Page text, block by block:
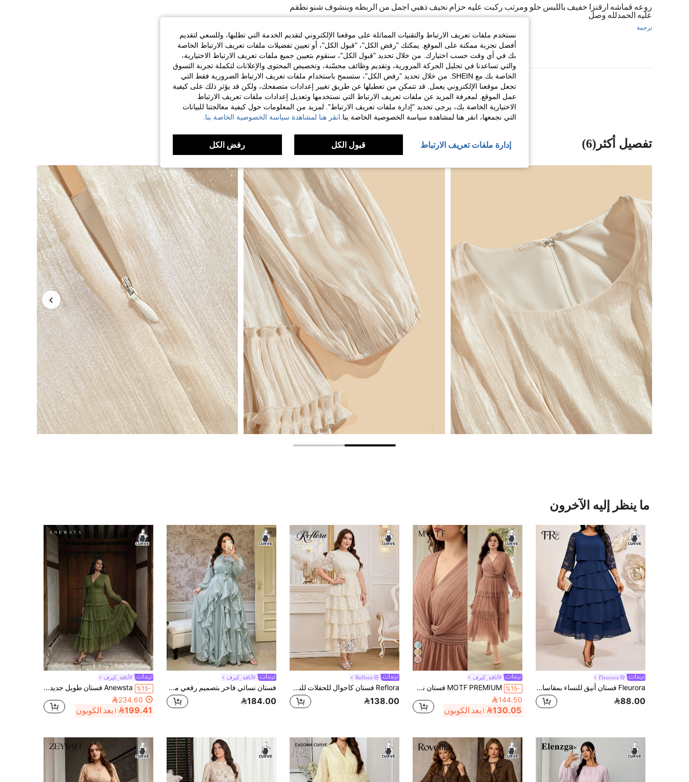
روعه قماشه ارقنزا خفيف باللبس حلو ومرتب ركبت عليه حزام نحيف ذهبي اجمل من الربطه وبنشوف شنو نطقم
عليه الحمدلله وصل
ترجمة
مفيد (1)
عرض المزيد من المراجعات
تفصيل أكثر(6)
ما ينظر إليه الآخرون
Fleurora
Fleurora فستان أنيق للنساء بمقاسات كبيرة مع أكمام 3/4 من الدانتيل المتباين وحافة متعددة الطبقات من الكشكشة
88.00
#أناقة_كيرف
%15-
MOTF PREMIUM فستان نسائي متعدد الطبقات بتصميم A-line مطوي متوسط الطول، للربيع/الصيف
144.50
130.05 بعد الكوبون
Reflora
Reflora فستان كاجوال للحفلات للنساء بمقاس كبير مع كشكشة دانتيل
138.00
#أناقة_كيرف
فستان نسائي فاخر بتصميم رقعي مع كشكشة في الذيل، مقاسات كبيرة
184.00
#أناقة_كيرف
%15-
Anewsta فستان طويل جديد بتصميم عصري رومانسي مع حافة مكشكشة وتفاصيل مرقعة وياقة على شكل حرف V وأكمام طويلة منتفخة، ملابس عطلة وإجازة للنساء بمقاسات كبيرة للصيف
234.60
199.41 بعد الكوبون
نستخدم ملفات تعريف الارتباط والتقنيات المماثلة على موقعنا الإلكتروني لتقديم الخدمة التي تطلبها، وللسعي لتقديم
أفضل تجربة ممكنة على الموقع. يمكنك "رفض الكل"، "قبول الكل"، أو تعيين تفضيلات ملفات تعريف الارتباط الخاصة
بك في أي وقت حسب اختيارك. من خلال تحديد "قبول الكل"، سنقوم بتعيين جميع ملفات تعريف الارتباط الاختيارية،
والتي تساعدنا في تحليل الحركة المرورية، وتقديم وظائف محسّنة، وتخصيص المحتوى والإعلانات لتكملة تجربة التسوق
الخاصة بك مع SHEIN. من خلال تحديد "رفض الكل"، ستسمح باستخدام ملفات تعريف الارتباط الضرورية فقط التي
تجعل موقعنا الإلكتروني يعمل. قد تتمكن من تعطيلها عن طريق تغيير إعدادات متصفحك، ولكن قد يؤثر ذلك على كيفية
عمل الموقع. لمعرفة المزيد عن ملفات تعريف الارتباط التي نستخدمها وتعديل إعدادات ملفات تعريف الارتباط
الاختيارية الخاصة بك، يرجى تحديد "إدارة ملفات تعريف الارتباط". لمزيد من المعلومات حول كيفية معالجتنا للبيانات
التي نجمعها، انقر هنا لمشاهدة سياسة الخصوصية الخاصة بنا. انقر هنا لمشاهدة سياسة الخصوصية الخاصة بنا.
إدارة ملفات تعريف الارتباط قبول الكل رفض الكل